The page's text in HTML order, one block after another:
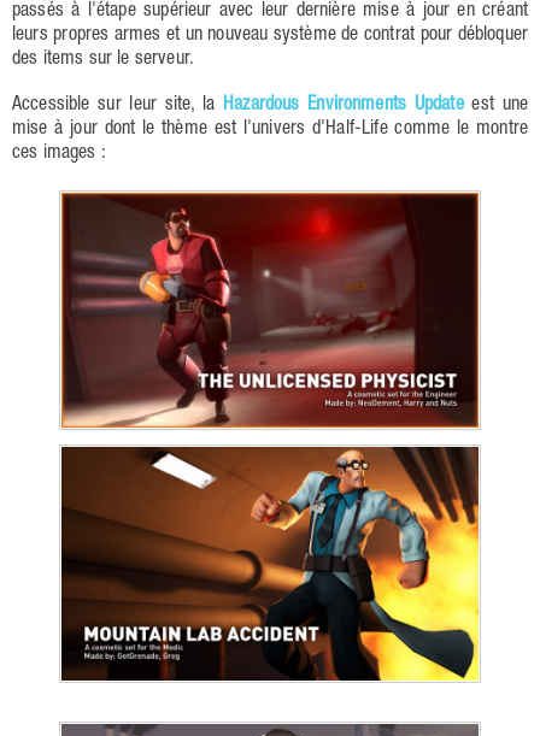
passés à l'étape supérieur avec leur dernière mise à jour en créant
leurs propres armes et un nouveau système de contrat pour débloquer
des items sur le serveur.
Accessible sur leur site, la Hazardous Environments Updateest une
mise à jour dont le thème est l'univers d'Half-Life comme le montre
ces images :